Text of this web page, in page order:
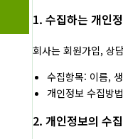
1. 수집하는 개인
회사는 회원가입, 상
수집항목: 이름,
개인정보 수집방
2. 개인정보의 수